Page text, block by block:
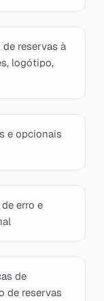
reservas à
logótipo,
e opcionais
erro e
de
de reservas